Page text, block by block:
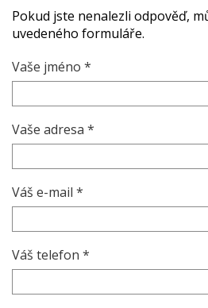
Pokud jste nenalezli odpověď,
uvedeného formuláře.
Vaše jméno *
Vaše adresa *
Váš e-mail *
Váš telefon *